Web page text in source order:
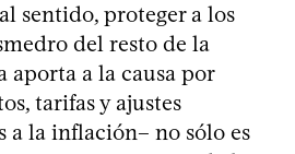
sentido, proteger a los
del resto de la
aporta a la causa por
tarifas y ajustes
a la inflación– no sólo es